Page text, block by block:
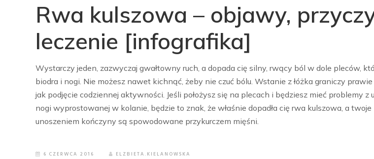
Rwa kulszowa – objawy,
leczenie [infografika]
Wystarczy jeden, zazwyczaj gwałtowny ruch, a dopada cię silny, rwący ból w dole pleców,
biodra i nogi. Nie możesz nawet kichnąć, żeby nie czuć bólu. Wstanie z łóżka graniczy
jak podjęcie codziennej aktywności. Jeśli położysz się na plecach i będziesz mieć problemy z
nogi wyprostowanej w kolanie, będzie to znak, że właśnie dopadła cię rwa kulszowa, a
unoszeniem kończyny są spowodowane przykurczem mięśni.
6 CZERWCA 2016
ELZBIETA.KIELANOWSKA